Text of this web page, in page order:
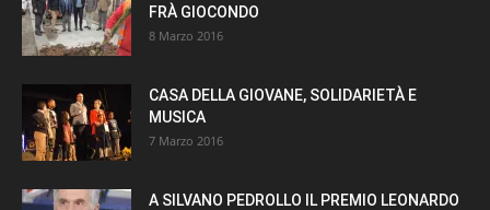
FRÀ GIOCONDO
8 Marzo 2016
CASA DELLA GIOVANE, SOLIDARIETÀ E
MUSICA
7 Marzo 2016
A SILVANO PEDROLLO IL PREMIO LEONARDO